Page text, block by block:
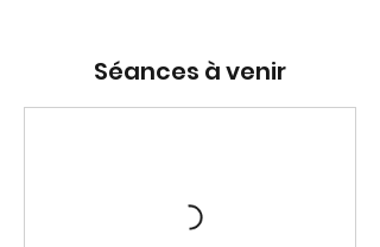
Séances à venir